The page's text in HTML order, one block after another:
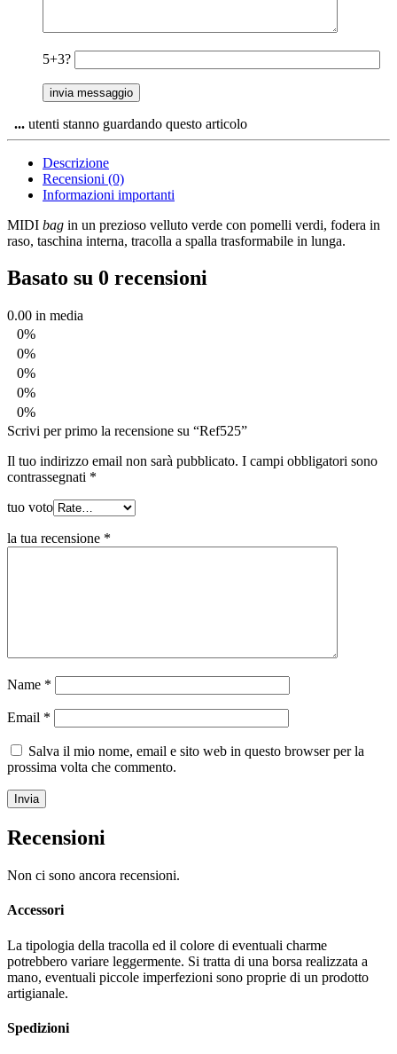
5+3?
... utenti stanno guardando questo articolo
Descrizione
Recensioni (0)
Informazioni importanti
MIDI bag in un prezioso velluto verde con pomelli verdi, fodera in
raso, taschina interna, tracolla a spalla trasformabile in lunga.
Basato su 0 recensioni
0.00 in media
0%
0%
0%
0%
0%
Scrivi per primo la recensione su “Ref525”
Il tuo indirizzo email non sarà pubblicato. I campi obbligatori sono
contrassegnati *
tuo voto
la tua recensione *
Name *
Email *
Salva il mio nome, email e sito web in questo browser per la
prossima volta che commento.
Recensioni
Non ci sono ancora recensioni.
Accessori
La tipologia della tracolla ed il colore di eventuali charme
potrebbero variare leggermente. Si tratta di una borsa realizzata a
mano, eventuali piccole imperfezioni sono proprie di un prodotto
artigianale.
Spedizioni